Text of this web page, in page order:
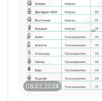
08.02.2024